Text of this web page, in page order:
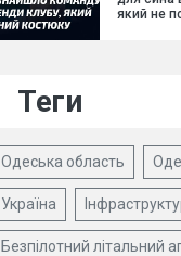
який не
Теги
Одеська область
Україна
Безпілотний літальний